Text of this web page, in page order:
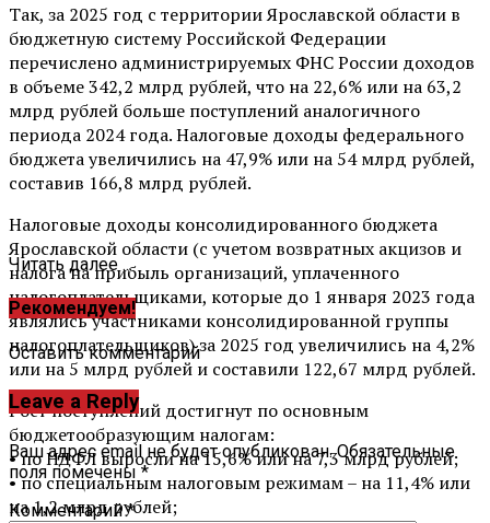
Так, за 2025 год с территории Ярославской области в
бюджетную систему Российской Федерации
перечислено администрируемых ФНС России доходов
в объеме 342,2 млрд рублей, что на 22,6% или на 63,2
млрд рублей больше поступлений аналогичного
периода 2024 года. Налоговые доходы федерального
бюджета увеличились на 47,9% или на 54 млрд рублей,
составив 166,8 млрд рублей.
Налоговые доходы консолидированного бюджета
Ярославской области (с учетом возвратных акцизов и
налога на прибыль организаций, уплаченного
налогоплательщиками, которые до 1 января 2023 года
являлись участниками консолидированной группы
налогоплательщиков) за 2025 год увеличились на 4,2%
или на 5 млрд рублей и составили 122,67 млрд рублей.
Рост поступлений достигнут по основным
бюджетообразующим налогам:
• по НДФЛ выросли на 15,6% или на 7,3 млрд рублей;
• по специальным налоговым режимам – на 11,4% или
на 1,2 млрд рублей;
Читать далее ...
Рекомендуем!
Оставить комментарий
Leave a Reply
Ваш адрес email не будет опубликован. Обязательные
поля помечены *
Комментарий*